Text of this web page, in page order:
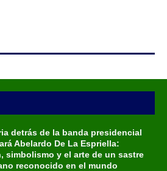
detrás de la banda presidencial
Abelardo De La Espriella:
simbolismo y el arte de un sastre
reconocido en el mundo